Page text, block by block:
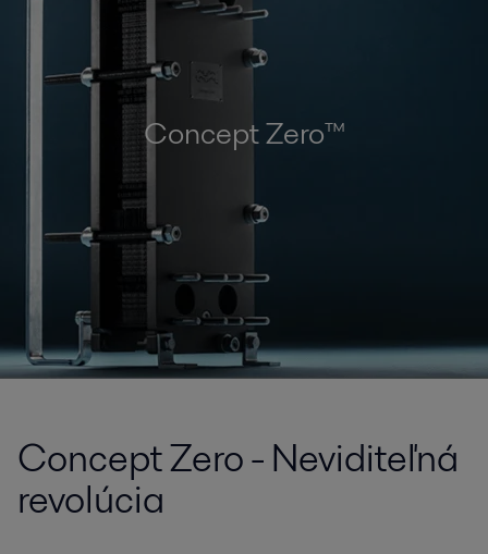
Concept Zero™
Concept Zero - Neviditeľná
revolúcia